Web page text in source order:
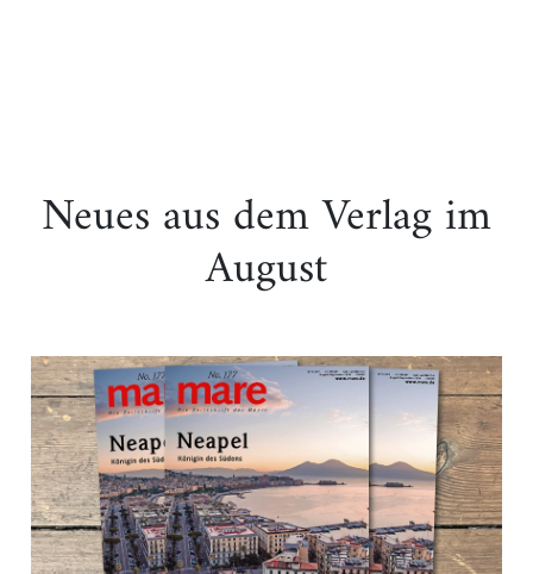
Neues aus dem Verlag im
August